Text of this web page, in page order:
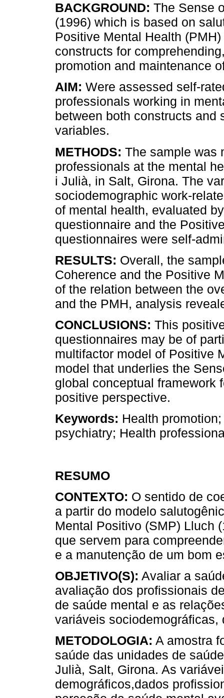
BACKGROUND: The Sense
(1996) which is based on
Positive Mental Health
constructs for
promotion and maintenance
AIM: Were assessed self-
professionals working in
between both constructs and
variables.
METHODS: The sample was
professionals at the mental
i Julià, in Salt, Girona. The
sociodemographic work-
of mental health, evaluated
questionnaire and the
questionnaires were self-
RESULTS: Overall, the
Coherence and the Positive
of the relation between the
and the PMH, analysis
CONCLUSIONS: This
questionnaires may be of
multifactor model of Positive
model that underlies the
global conceptual framework
positive perspective.
Keywords: Health
psychiatry; Health
RESUMO
CONTEXTO: O sentido de
a partir do modelo
Mental Positivo (SMP) Lluch
que servem para
e a manutenção de um bom
OBJETIVO(S): Avaliar a
avaliação dos profissionais
de saúde mental e as
variáveis sociodemográficas,
METODOLOGIA: A amostra
saúde das unidades de
Julià, Salt, Girona. As
demográficos,dados